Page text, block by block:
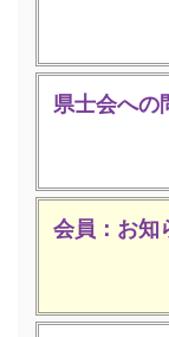
県士会への
会員：お知